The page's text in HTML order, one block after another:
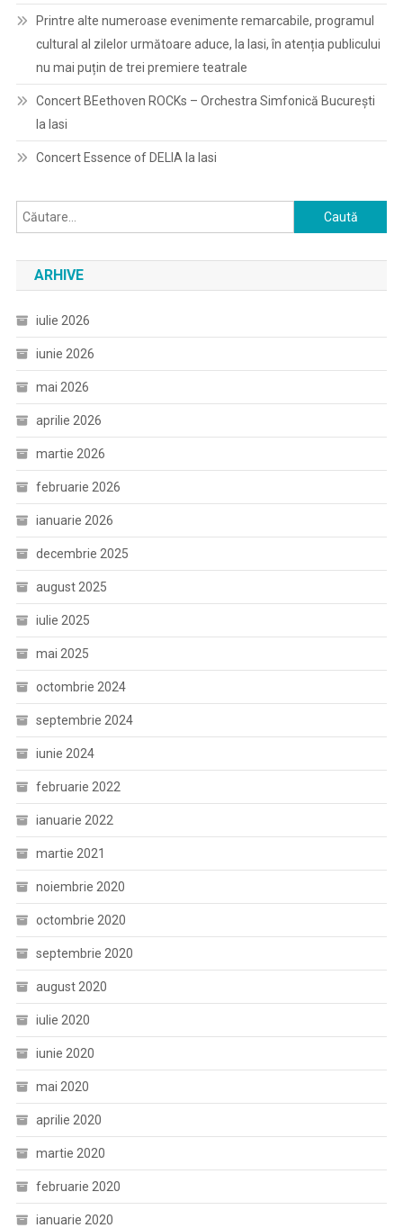
Printre alte numeroase evenimente remarcabile, programul
cultural al zilelor următoare aduce, la Iasi, în atenția publicului
nu mai puțin de trei premiere teatrale
Concert BEethoven ROCKs – Orchestra Simfonică București
la Iasi
Concert Essence of DELIA la Iasi
Caută
după:
ARHIVE
iulie 2026
iunie 2026
mai 2026
aprilie 2026
martie 2026
februarie 2026
ianuarie 2026
decembrie 2025
august 2025
iulie 2025
mai 2025
octombrie 2024
septembrie 2024
iunie 2024
februarie 2022
ianuarie 2022
martie 2021
noiembrie 2020
octombrie 2020
septembrie 2020
august 2020
iulie 2020
iunie 2020
mai 2020
aprilie 2020
martie 2020
februarie 2020
ianuarie 2020